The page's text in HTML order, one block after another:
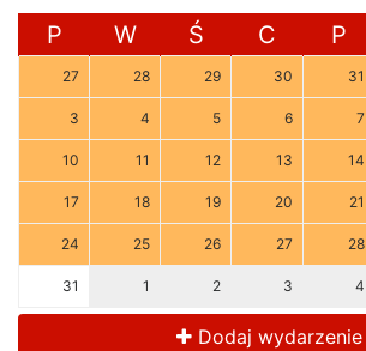
P W Ś C P
27 28 29 30 31
3 4 5 6 7
10 11 12 13 14
17 18 19 20 21
24 25 26 27 28
31 1 2 3 4
Dodaj wydarzenie